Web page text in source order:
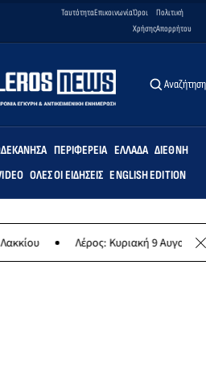
ΤαυτότηταΕπικοινωνίαΌροι
Χρήσης
Πολιτική
Απορρήτου
Αναζήτηση
ΠΕΡΙΦΈΡΕΙΑ ΕΛΛΆΔΑ ΔΙΕΘΝΉ
ΌΛΕΣ ΟΙ ΕΙΔΉΣΕΙΣ ENGLISH EDITION
Λέρος: Κυριακή 9 Αυγούστου